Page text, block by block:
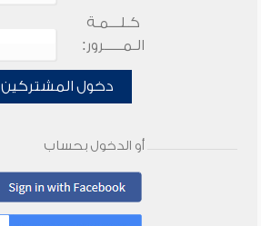
كـلـــمـة
الـمـــــرور:
دخول المشتركين
أو الدخول بحساب